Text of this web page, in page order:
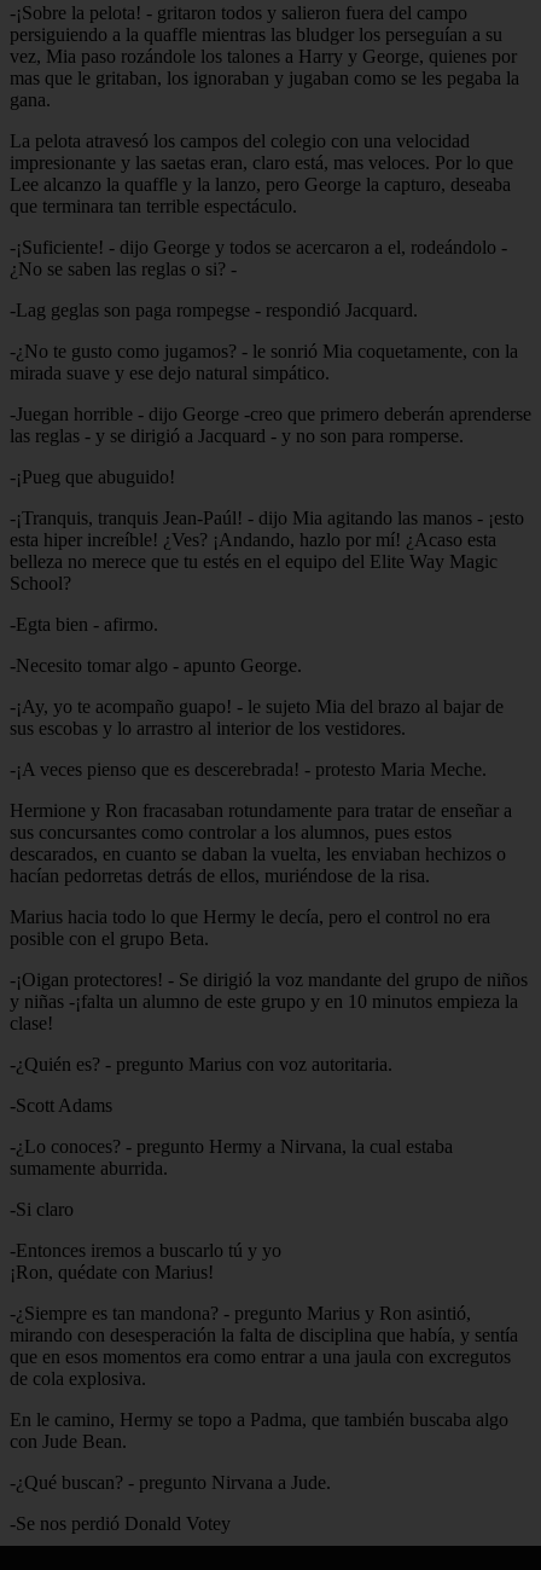
-¡Sobre la pelota! - gritaron todos y salieron fuera del campo
persiguiendo a la quaffle mientras las bludger los perseguían a su
vez, Mia paso rozándole los talones a Harry y George, quienes por
mas que le gritaban, los ignoraban y jugaban como se les pegaba la
gana.
La pelota atravesó los campos del colegio con una velocidad
impresionante y las saetas eran, claro está, mas veloces. Por lo que
Lee alcanzo la quaffle y la lanzo, pero George la capturo, deseaba
que terminara tan terrible espectáculo.
-¡Suficiente! - dijo George y todos se acercaron a el, rodeándolo -
¿No se saben las reglas o si? -
-Lag geglas son paga rompegse - respondió Jacquard.
-¿No te gusto como jugamos? - le sonrió Mia coquetamente, con la
mirada suave y ese dejo natural simpático.
-Juegan horrible - dijo George -creo que primero deberán aprenderse
las reglas - y se dirigió a Jacquard - y no son para romperse.
-¡Pueg que abuguido!
-¡Tranquis, tranquis Jean-Paúl! - dijo Mia agitando las manos - ¡esto
esta hiper increíble! ¿Ves? ¡Andando, hazlo por mí! ¿Acaso esta
belleza no merece que tu estés en el equipo del Elite Way Magic
School?
-Egta bien - afirmo.
-Necesito tomar algo - apunto George.
-¡Ay, yo te acompaño guapo! - le sujeto Mia del brazo al bajar de
sus escobas y lo arrastro al interior de los vestidores.
-¡A veces pienso que es descerebrada! - protesto Maria Meche.
Hermione y Ron fracasaban rotundamente para tratar de enseñar a
sus concursantes como controlar a los alumnos, pues estos
descarados, en cuanto se daban la vuelta, les enviaban hechizos o
hacían pedorretas detrás de ellos, muriéndose de la risa.
Marius hacia todo lo que Hermy le decía, pero el control no era
posible con el grupo Beta.
-¡Oigan protectores! - Se dirigió la voz mandante del grupo de niños
y niñas -¡falta un alumno de este grupo y en 10 minutos empieza la
clase!
-¿Quién es? - pregunto Marius con voz autoritaria.
-Scott Adams
-¿Lo conoces? - pregunto Hermy a Nirvana, la cual estaba
sumamente aburrida.
-Si claro
-Entonces iremos a buscarlo tú y yo
¡Ron, quédate con Marius!
-¿Siempre es tan mandona? - pregunto Marius y Ron asintió,
mirando con desesperación la falta de disciplina que había, y sentía
que en esos momentos era como entrar a una jaula con excregutos
de cola explosiva.
En le camino, Hermy se topo a Padma, que también buscaba algo
con Jude Bean.
-¿Qué buscan? - pregunto Nirvana a Jude.
-Se nos perdió Donald Votey